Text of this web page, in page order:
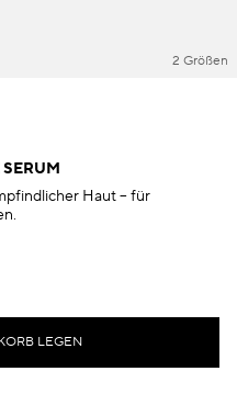
2 Größen
Haut – für
LEGEN